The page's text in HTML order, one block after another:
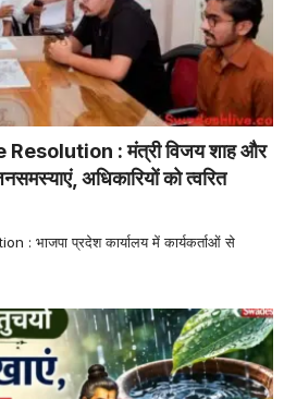
: मंत्री विजय शाह और
अधिकारियों को त्वरित
भाजपा प्रदेश कार्यालय में कार्यकर्ताओं से